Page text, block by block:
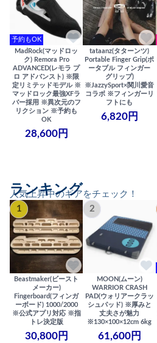
予約もOK
MadRock(マッドロッ
ク) Remora Pro
ADVANCED(レモラ プ
ロ アドバンスト) ※限
定リミテッドモデル ※
マッドロック最強XFラ
バー採用 ※異次元のフ
リクション ※予約も
OK
28,600円
tataanz(タターンツ)
Portable Finger Grip(ポ
ータブル フィンガー
グリップ)
※JazzySport×関川愛音
コラボ ※フィンガーリ
フトにも
6,820円
人気上昇中のギアをチェック！
ランキング
1
Beastmaker(ビースト
メーカー)
Fingerboard(フィンガ
ーボード) 1000/2000
※公式アプリ対応 ※指
トレ決定版
30,800円
2
MOON(ムーン)
WARRIOR CRASH
PAD(ウォリアークラッ
シュパッド) ※厚みと
丈夫さが魅力
※130×100×12cm 6kg
61,600円